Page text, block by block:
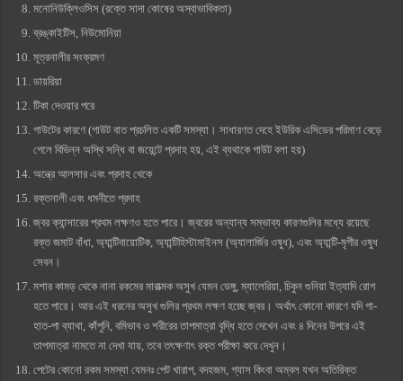
মনোনিউক্লিওসিস (রক্তে সাদা কোষের অস্বাভাবিকতা)
ব্রঙ্কাইটিস, নিউমোনিয়া
মূত্রনালীর সংক্রমণ
ডায়রিয়া
টিকা দেওয়ার পরে
গাউটের কারণে (গাউট বাত প্রচলিত একটি সমস্যা। সাধারণত দেহে ইউরিক এসিডের পরিমাণ বেড়ে
গেলে বিভিন্ন অস্থি সন্ধি বা জয়েন্টে প্রদাহ হয়, এই ব্যথাকে গাউট বলা হয়)
অন্ত্রে আলসার এবং প্রদাহ থেকে
রক্তনালী এবং ধমনীতে প্রদাহ
জ্বর ক্যান্সারের প্রথম লক্ষণও হতে পারে। জ্বরের অন্যান্য সম্ভাব্য কারণগুলির মধ্যে রয়েছে
রক্ত জমাট বাঁধা, অ্যান্টিবায়োটিক, অ্যান্টিহিস্টামাইনস (অ্যালার্জির ওষুধ), এবং অ্যান্টি-মৃগীর ওষুধ
সেবন।
মশার কামড় থেকে নানা রকমের মারাত্মক অসুখ যেমন ডেঙ্গু, ম্যালেরিয়া, চিকুন গুনিয়া ইত্যাদি রোগ
হতে পারে। আর এই ধরনের অসুখ গুলির প্রথম লক্ষণ হচ্ছে জ্বর। অর্থাৎ কোনো কারণে যদি গা-
হাত-পা ব্যাথা, কাঁপুনি, বমিভাব ও শরীরের তাপমাত্রা বৃদ্ধি হতে দেখেন এবং ৪ দিনের উপরে এই
তাপমাত্রা নামতে না দেখা যায়, তবে তৎক্ষণাৎ রক্ত পরীক্ষা করে দেখুন।
পেটের কোনো রকম সমস্যা যেমনঃ পেট খারাপ, বদহজম, গ্যাস কিংবা অম্বল যখন অতিরিক্ত